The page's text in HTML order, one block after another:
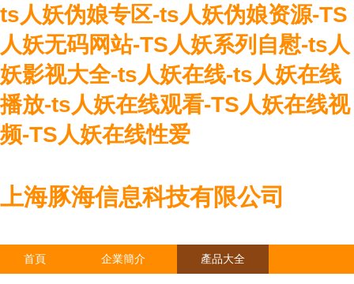
ts人妖伪娘专区-ts人妖伪娘资源-TS
人妖无码网站-TS人妖系列自慰-ts人
妖影视大全-ts人妖在线-ts人妖在线
播放-ts人妖在线观看-TS人妖在线视
频-TS人妖在线性爱
上海豚海信息科技有限公司
首頁 企業簡介 產品大全